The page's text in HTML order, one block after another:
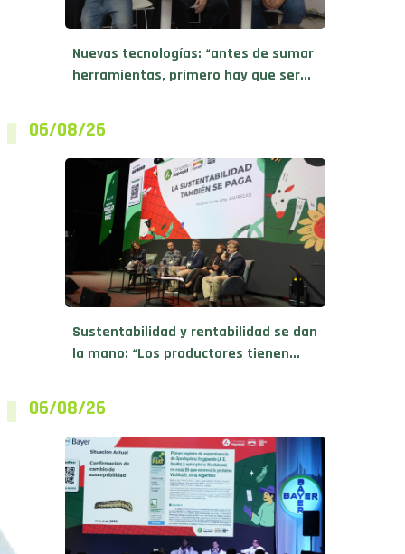
Nuevas tecnologías: “antes de sumar
herramientas, primero hay que ser...
06/08/26
Sustentabilidad y rentabilidad se dan
la mano: “Los productores tienen...
06/08/26